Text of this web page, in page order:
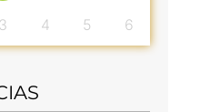
3 4 5 6